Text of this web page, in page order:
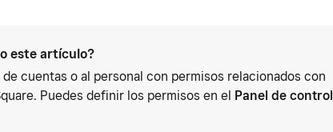
este artículo?
cuentas o al personal con permisos relacionados con
Puedes definir los permisos en el Panel de control